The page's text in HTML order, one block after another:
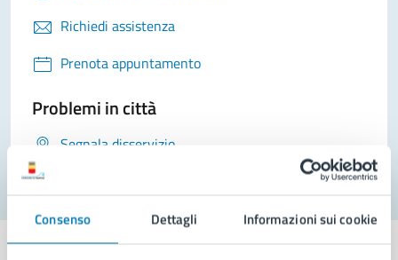
Consenso Dettagli Informazioni sui cookie
Richiedi assistenza
Prenota appuntamento
Problemi in città
Segnala disservizio